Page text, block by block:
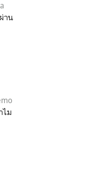
าน
ไม